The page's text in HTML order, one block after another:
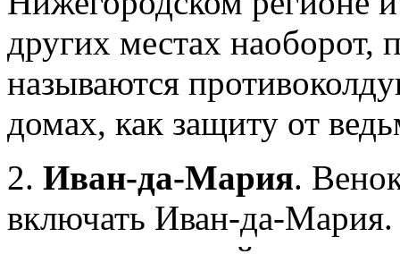
других местах наоборот,
называются
домах, как защиту от
2. Иван-да-Мария.
включать Иван-да-